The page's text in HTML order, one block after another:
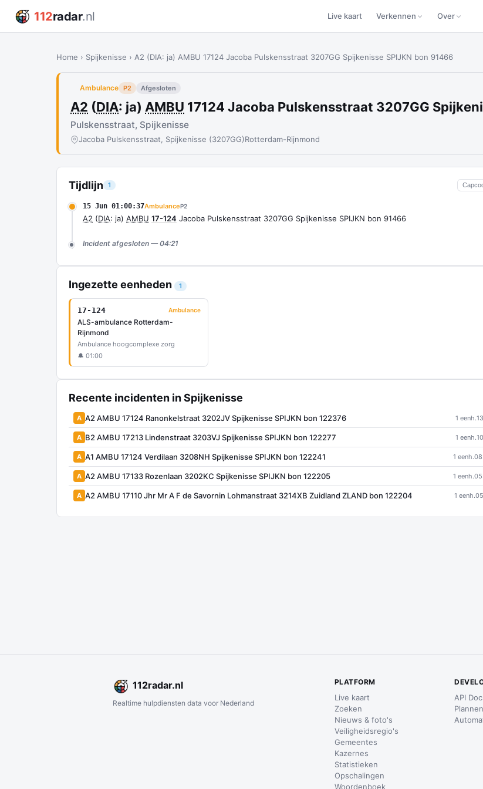
112radar.nl Live kaart Verkennen Over
Home › Spijkenisse › A2 (DIA: ja) AMBU 17124 Jacoba Pulskensstraat 3207GG Spijkenisse SPIJKN bon 91466
Ambulance P2 Afgesloten
A2 (DIA: ja) AMBU 17124 Jacoba Pulskensstraat 3207GG
Pulskensstraat, Spijkenisse
Jacoba Pulskensstraat, Spijkenisse (3207GG)Rotterdam-Rijnmond
Tijdlijn 1
15 Jun 01:00:37AmbulanceP2
A2 (DIA: ja) AMBU 17-124 Jacoba Pulskensstraat 3207GG Spijkenisse SPIJKN bon 91466
Incident afgesloten — 04:21
Ingezette eenheden 1
17-124 Ambulance
ALS-ambulance Rotterdam-
Rijnmond
Ambulance hoogcomplexe zorg
🔔 01:00
Recente incidenten in Spijkenisse
A A2 AMBU 17124 Ranonkelstraat 3202JV Spijkenisse SPIJKN bon 122376 1 eenh.
A B2 AMBU 17213 Lindenstraat 3203VJ Spijkenisse SPIJKN bon 122277 1 eenh.
A A1 AMBU 17124 Verdilaan 3208NH Spijkenisse SPIJKN bon 122241 1 eenh.
A A2 AMBU 17133 Rozenlaan 3202KC Spijkenisse SPIJKN bon 122205 1 eenh.
A A2 AMBU 17110 Jhr Mr A F de Savornin Lohmanstraat 3214XB Zuidland ZLAND bon 122204 1 eenh.
112radar.nl
Realtime hulpdiensten data voor Nederland
PLATFORM
Live kaart
Zoeken
Nieuws & foto's
Veiligheidsregio's
Gemeentes
Kazernes
Statistieken
Opschalingen
Woordenboek
API